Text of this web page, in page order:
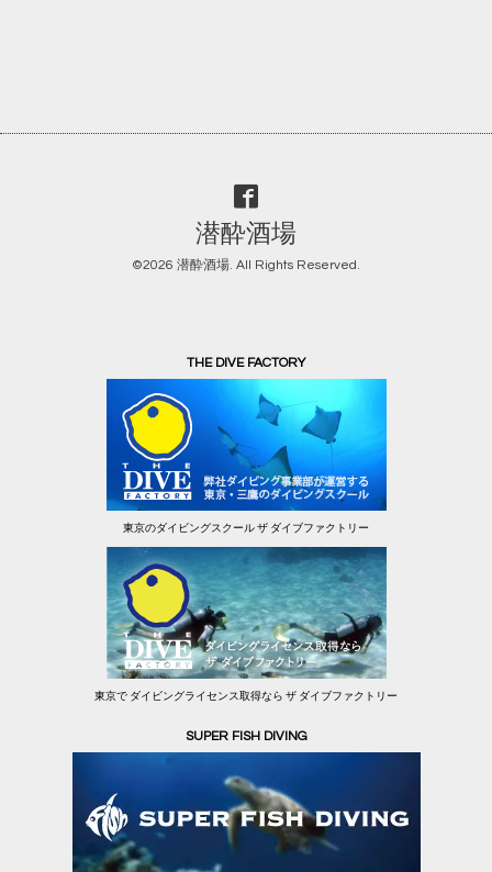
潜酔酒場
©2026 潜酔酒場. All Rights Reserved.
THE DIVE FACTORY
東京のダイビングスクール ザ ダイブファクトリー
東京で ダイビングライセンス取得なら ザ ダイブファクトリー
SUPER FISH DIVING